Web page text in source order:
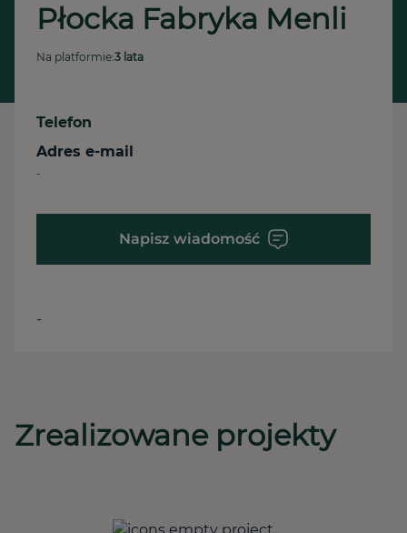
Płocka Fabryka Menli
Na platformie:3 lata
Telefon
Adres e-mail
-
Napisz wiadomość
-
Zrealizowane projekty